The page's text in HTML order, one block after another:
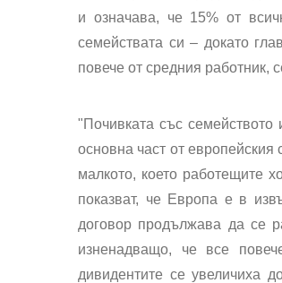
и означава, че 15% от
семействата си – докато
повече от средния работник,
"Почивката със
основна част от
малкото, което работещите
показват, че Европа е в
договор продължава да се
изненадващо, че все
дивидентите се увеличиха